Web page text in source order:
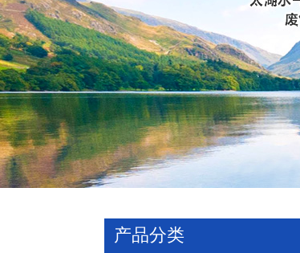
产品分类